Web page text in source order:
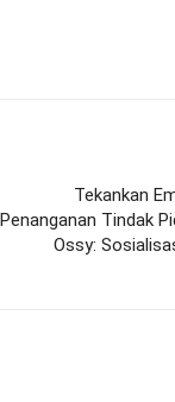
Tekankan
Penanganan Tindak
Ossy: